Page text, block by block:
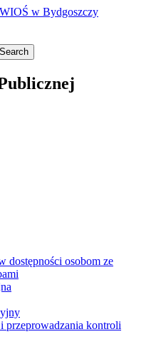
dostępności osobom ze
przeprowadzania kontroli